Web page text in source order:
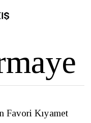
Favori Kıyamet